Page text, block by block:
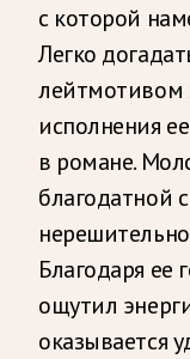
с которой
Легко
лейтмотивом
исполнения
в романе.
благодатной
Благодаря ее
ощутил
оказывается